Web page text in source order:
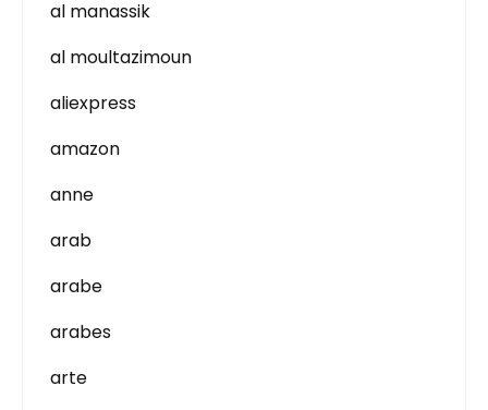
al manassik
al moultazimoun
aliexpress
amazon
anne
arab
arabe
arabes
arte